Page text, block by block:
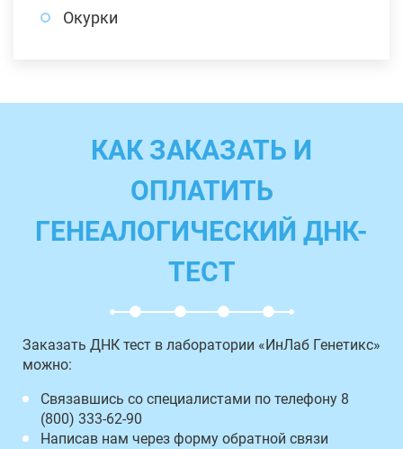
Окурки
КАК ЗАКАЗАТЬ И
ОПЛАТИТЬ
ГЕНЕАЛОГИЧЕСКИЙ ДНК-
ТЕСТ
Заказать ДНК тест в лаборатории «ИнЛаб Генетикс»
можно:
Связавшись со специалистами по телефону 8
(800) 333-62-90
Написав нам через форму обратной связи